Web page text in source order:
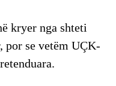
kryer nga shteti
por se vetëm UÇK-